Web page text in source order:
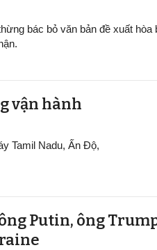
bác bỏ văn bản đề xuất hòa
v​​​​​​​ận hành
Tamil Nadu, Ấn Độ,
Putin, ông